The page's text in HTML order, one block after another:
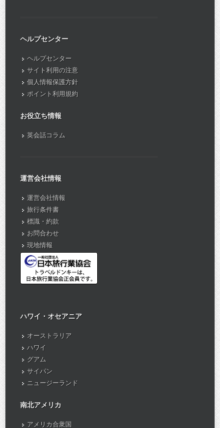
ヘルプセンター
ヘルプセンター
サイト利用の注意
個人情報保護方針
ポイント利用規約
お役立ち情報
英会話コラム
運営会社情報
運営会社情報
旅行条件書
標識・約款
お問合わせ
現地情報
ハワイ・オセアニア
オーストラリア
ハワイ
グアム
サイパン
ニュージーランド
南北アメリカ
アメリカ合衆国